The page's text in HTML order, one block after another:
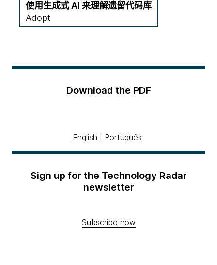
使用生成式 AI 来理解遗留代码库
Adopt
Download the PDF
English Português
Sign up for the Technology Radar
newsletter
Subscribe now